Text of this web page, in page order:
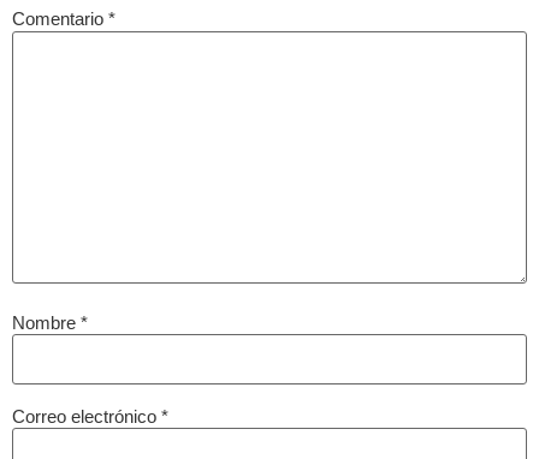
Comentario *
Nombre *
Correo electrónico *